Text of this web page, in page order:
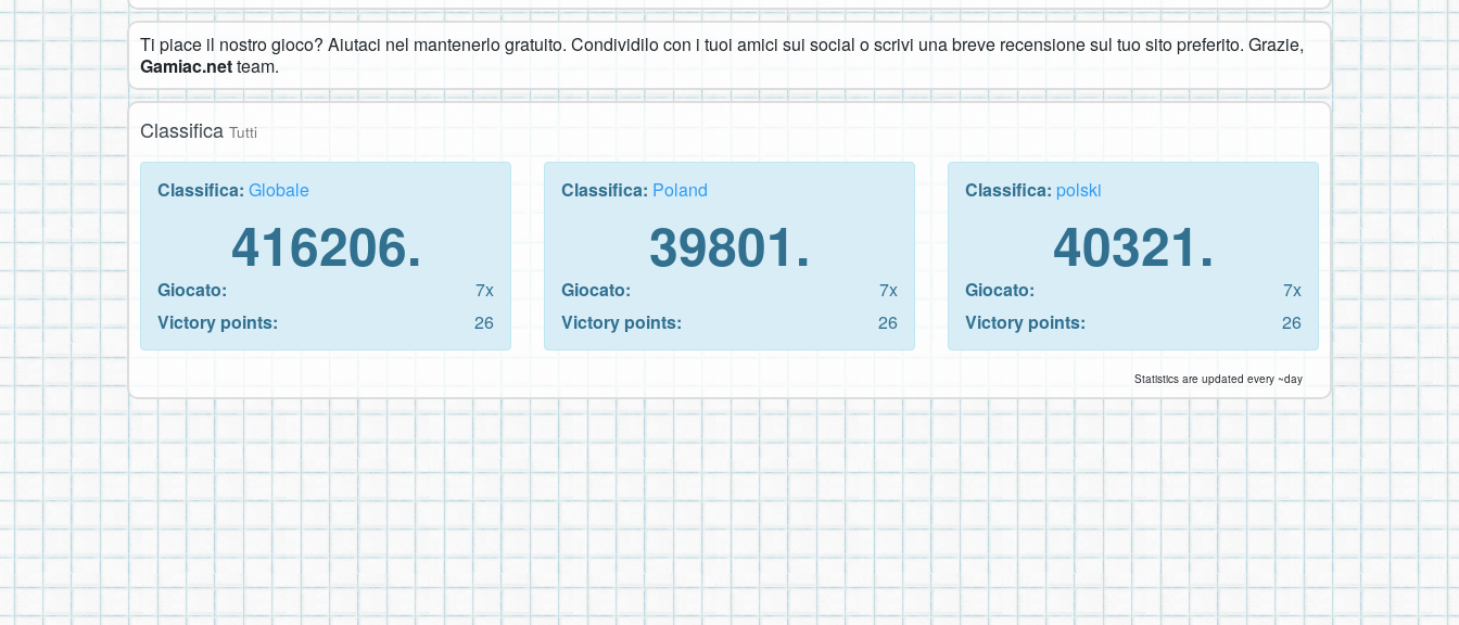
Ti piace il nostro gioco? Aiutaci nel mantenerlo gratuito. Condividilo con i tuoi amici sui social o scrivi una breve recensione sul tuo sito preferito. Grazie,
Gamiac.netteam.
Classifica Tutti
Classifica: Globale
416206.
Giocato:
7x
Victory points:
26
Classifica: Poland
39801.
Giocato:
7x
Victory points:
26
Classifica: polski
40321.
Giocato:
7x
Victory points:
26
Statistics are updated every ~day